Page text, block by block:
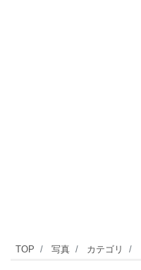
TOP 写真 カテゴリ